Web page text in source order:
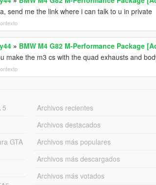
send me the link where i can talk to u in private
» BMW M4 G82 M-Performance Package
make the m3 cs with the quad exhausts and
5
GTA
Archivos recientes
Archivos destacados
Archivos más populares
Archivos más descargados
Archivos más votados